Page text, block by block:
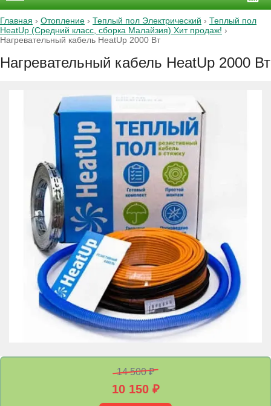
Главная › Отопление › Теплый пол Электрический › Теплый пол
HeatUp (Средний класс, сборка Малайзия) Хит продаж! ›
Нагревательный кабель HeatUp 2000 Вт
Нагревательный кабель HeatUp 2000 Вт
14 500 ₽
10 150 ₽